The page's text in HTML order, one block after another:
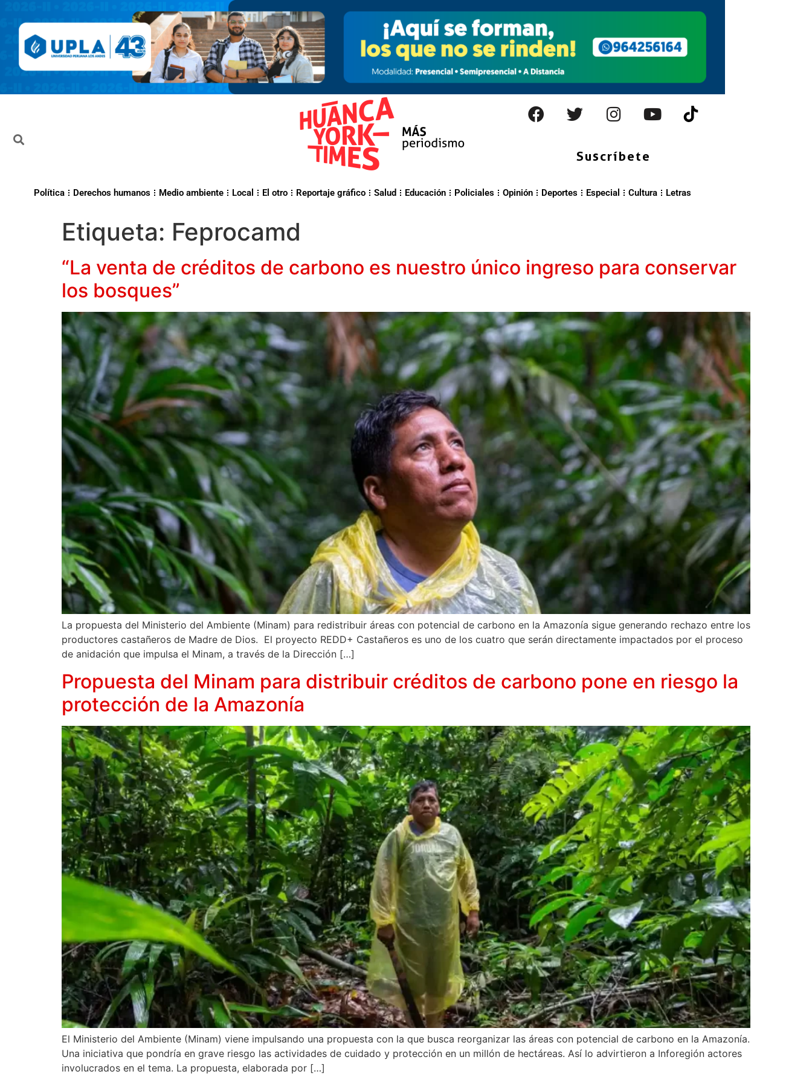
Suscríbete
Política Derechos humanos Medio ambiente Local El otro Reportaje gráfico Salud Educación Policiales Opinión Deportes Especial Cultura Letras
Etiqueta: Feprocamd
“La venta de créditos de carbono es nuestro único ingreso para conservar
los bosques”
La propuesta del Ministerio del Ambiente (Minam) para redistribuir áreas con potencial de carbono en la Amazonía sigue generando rechazo entre los
productores castañeros de Madre de Dios. El proyecto REDD+ Castañeros es uno de los cuatro que serán directamente impactados por el proceso
de anidación que impulsa el Minam, a través de la Dirección […]
Propuesta del Minam para distribuir créditos de carbono pone en riesgo la
protección de la Amazonía
El Ministerio del Ambiente (Minam) viene impulsando una propuesta con la que busca reorganizar las áreas con potencial de carbono en la Amazonía.
Una iniciativa que pondría en grave riesgo las actividades de cuidado y protección en un millón de hectáreas. Así lo advirtieron a Inforegión actores
involucrados en el tema. La propuesta, elaborada por […]